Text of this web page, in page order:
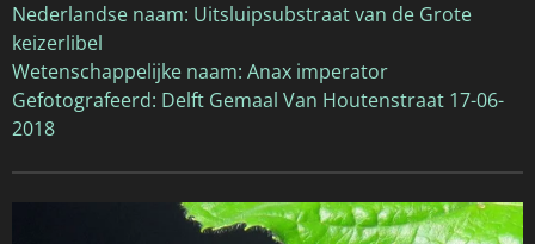
Nederlandse naam: Uitsluipsubstraat van de Grote
keizerlibel
Wetenschappelijke naam: Anax imperator
Gefotografeerd: Delft Gemaal Van Houtenstraat 17-06-
2018